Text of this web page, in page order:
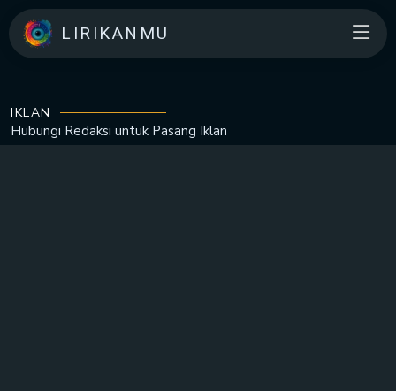
LIRIKANMU
IKLAN
Hubungi Redaksi untuk Pasang Iklan